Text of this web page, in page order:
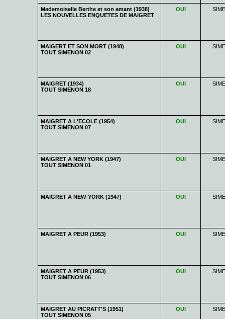
Mademoiselle Berthe et son amant (1938)
LES NOUVELLES ENQUETES DE MAIGRET
OUI
MAIGERT ET SON MORT (1948)
TOUT SIMENON 02
OUI
MAIGRET (1934)
TOUT SIMENON 18
OUI
MAIGRET A L'ECOLE (1954)
TOUT SIMENON 07
OUI
MAIGRET A NEW YORK (1947)
TOUT SIMENON 01
OUI
MAIGRET A NEW-YORK (1947) OUI
MAIGRET A PEUR (1953) OUI
MAIGRET A PEUR (1953)
TOUT SIMENON 06
OUI
MAIGRET AU PICRATT'S (1951)
TOUT SIMENON 05
OUI